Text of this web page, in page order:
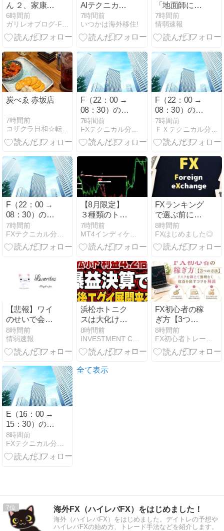
ん ２、家康部
隊卓越盛りで
ガリ計 ３、赤
井さん部隊
6時間前
ガリレオブログ-FX＆ゲーム-
AIテクニカル
分析｜2026年
8月6日 23時更
新
7時間前
いつかは海外移住!
「地面師に55
億円騙し取ら
れた…」ワイ
「はえーかわ
滅茶苦茶やろ
なぁ」
7時間前
情弱速報
炭べゑ 赤坂店
7時間前
コザクラ日和☆転妻、福岡で暮らす
F（22：00 →
08：30）の結
果！！byドル
7時間前
F（22：00 →
08：30）の結
果！！ｂｙユ
ーロ
7時間前
F（22：00 →
08：30）の結
果！！ｂｙポ
ンド
7時間前
【8月限定】
３種類のトレ
ンド判断でエ
ントリーポイ
ントを示すイ
7時間前
FXランキング
で選ぶ前に｜
初心者が現金
取引で確認す
べき基準
8時間前
FXはじめました◎
【悲報】ワイ
のせいで会社
を辞めた新人
が「3人」も
いたことが発
8時間前
情弱速報
浜松ホトニク
スは大化けす
るのか？営業
利益4.2倍の好
決算と株価上
3つの成長シ
8時間前
INVESTMENT COMPASS
FX初心者の稼
ぎ方【3つの
方法】リスク
を抑えて無理
なく収益を出
8時間前
E（16：00 →
15：30）の結
果！！byポン
ド
8時間前
全て表示
7 海外FX（ハイレバFX）をはじめました！
海外（ハイレバFX）をはじめました。デイトレの予想や
ハイレバFXの始め方、トレード手法などを紹介します。